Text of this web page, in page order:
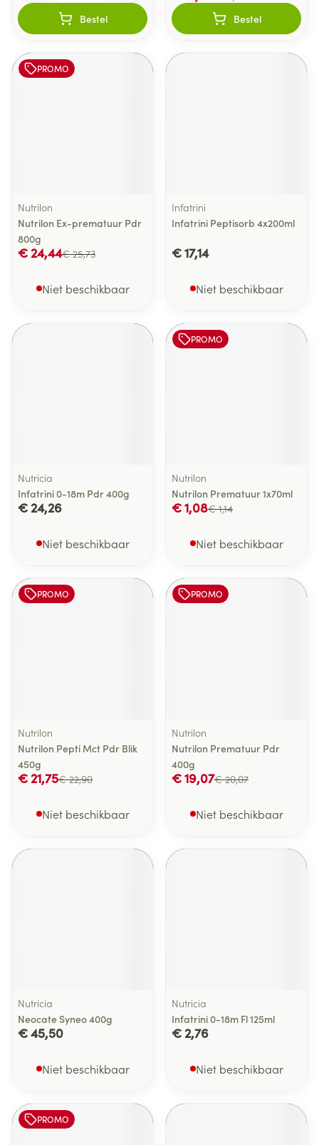
Bestel Bestel
PROMO
Nutrilon
Nutrilon Ex-prematuur Pdr
800g
€ 25,73
€ 24,44
Niet beschikbaar
Infatrini
Infatrini Peptisorb 4x200ml
€ 17,14
Niet beschikbaar
Nutricia
Infatrini 0-18m Pdr 400g
€ 24,26
Niet beschikbaar
PROMO
Nutrilon
Nutrilon Prematuur 1x70ml
€ 1,14
€ 1,08
Niet beschikbaar
PROMO
Nutrilon
Nutrilon Pepti Mct Pdr Blik
450g
€ 22,90
€ 21,75
Niet beschikbaar
PROMO
Nutrilon
Nutrilon Prematuur Pdr
400g
€ 20,07
€ 19,07
Niet beschikbaar
Nutricia
Neocate Syneo 400g
€ 45,50
Niet beschikbaar
Nutricia
Infatrini 0-18m Fl 125ml
€ 2,76
Niet beschikbaar
PROMO